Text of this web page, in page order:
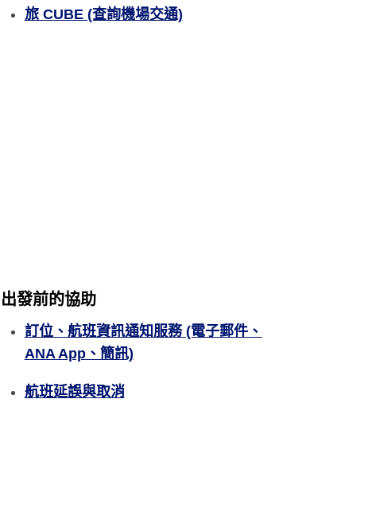
旅 CUBE (查詢機場交通)
出發前的協助
訂位、航班資訊通知服務 (電子郵件、
ANA App、簡訊)
航班延誤與取消